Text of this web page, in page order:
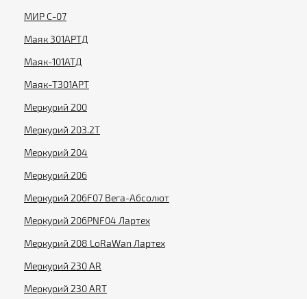
МИР С-07
Маяк 301АРТД
Маяк-101АТД
Маяк-T301АРТ
Меркурий 200
Меркурий 203.2Т
Меркурий 204
Меркурий 206
Меркурий 206F07 Вега-Абсолют
Меркурий 206PNF04 Лартех
Меркурий 208 LoRaWan Лартех
Меркурий 230 AR
Меркурий 230 ART